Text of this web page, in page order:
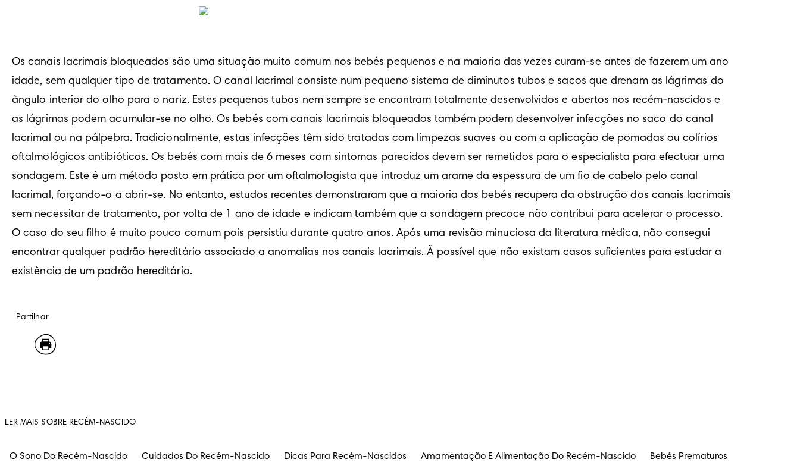
Os canais lacrimais bloqueados são uma situação muito comum nos bebés pequenos e na maioria das vezes curam-se antes de fazerem um ano
idade, sem qualquer tipo de tratamento. O canal lacrimal consiste num pequeno sistema de diminutos tubos e sacos que drenam as lágrimas do
ângulo interior do olho para o nariz. Estes pequenos tubos nem sempre se encontram totalmente desenvolvidos e abertos nos recém-nascidos e
as lágrimas podem acumular-se no olho. Os bebés com canais lacrimais bloqueados também podem desenvolver infecções no saco do canal
lacrimal ou na pálpebra. Tradicionalmente, estas infecções têm sido tratadas com limpezas suaves ou com a aplicação de pomadas ou colírios
oftalmológicos antibióticos. Os bebés com mais de 6 meses com sintomas parecidos devem ser remetidos para o especialista para efectuar uma
sondagem. Este é um método posto em prática por um oftalmologista que introduz um arame da espessura de um fio de cabelo pelo canal
lacrimal, forçando-o a abrir-se. No entanto, estudos recentes demonstraram que a maioria dos bebés recupera da obstrução dos canais lacrimais
sem necessitar de tratamento, por volta de 1 ano de idade e indicam também que a sondagem precoce não contribui para acelerar o processo.
O caso do seu filho é muito pouco comum pois persistiu durante quatro anos. Após uma revisão minuciosa da literatura médica, não consegui
encontrar qualquer padrão hereditário associado a anomalias nos canais lacrimais. Ã possível que não existam casos suficientes para estudar a
existência de um padrão hereditário.
Partilhar
LER MAIS SOBRE RECÉM-NASCIDO
O Sono Do Recém-Nascido Cuidados Do Recém-Nascido Dicas Para Recém-Nascidos Amamentação E Alimentação Do Recém-Nascido Bebés Prematuros